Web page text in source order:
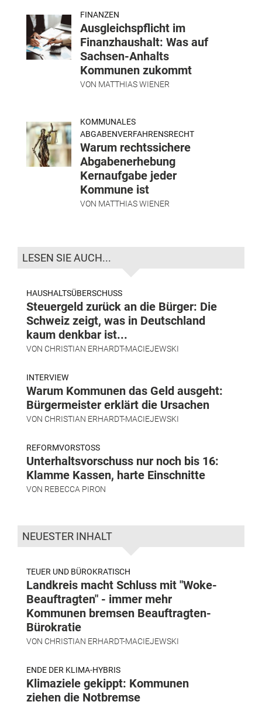
FINANZEN
Ausgleichspflicht im
Finanzhaushalt: Was auf
Sachsen-Anhalts
Kommunen zukommt
VON MATTHIAS WIENER
KOMMUNALES
ABGABENVERFAHRENSRECHT
Warum rechtssichere
Abgabenerhebung
Kernaufgabe jeder
Kommune ist
VON MATTHIAS WIENER
LESEN SIE AUCH...
HAUSHALTSÜBERSCHUSS
Steuergeld zurück an die Bürger: Die
Schweiz zeigt, was in Deutschland
kaum denkbar ist...
VON CHRISTIAN ERHARDT-MACIEJEWSKI
INTERVIEW
Warum Kommunen das Geld ausgeht:
Bürgermeister erklärt die Ursachen
VON CHRISTIAN ERHARDT-MACIEJEWSKI
REFORMVORSTOSS
Unterhaltsvorschuss nur noch bis 16:
Klamme Kassen, harte Einschnitte
VON REBECCA PIRON
NEUESTER INHALT
TEUER UND BÜROKRATISCH
Landkreis macht Schluss mit "Woke-
Beauftragten" - immer mehr
Kommunen bremsen Beauftragten-
Bürokratie
VON CHRISTIAN ERHARDT-MACIEJEWSKI
ENDE DER KLIMA-HYBRIS
Klimaziele gekippt: Kommunen
ziehen die Notbremse